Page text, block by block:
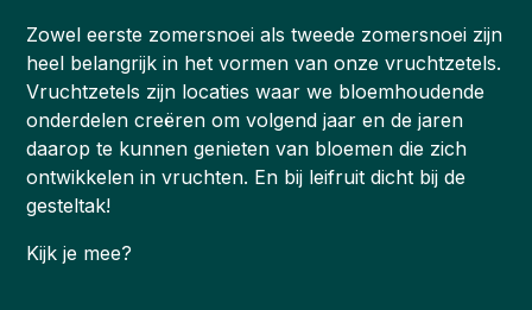
Zowel eerste zomersnoei als tweede zomersnoei zijn
heel belangrijk in het vormen van onze vruchtzetels.
Vruchtzetels zijn locaties waar we bloemhoudende
onderdelen creëren om volgend jaar en de jaren
daarop te kunnen genieten van bloemen die zich
ontwikkelen in vruchten. En bij leifruit dicht bij de
gesteltak!
Kijk je mee?